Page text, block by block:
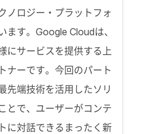
ノロジー・プラットフォ
ます。Google Cloudは、
にサービスを提供する上
ナーです。今回のパート
先端技術を活用したソリ
とで、ユーザーがコンテ
に対話できるまったく新